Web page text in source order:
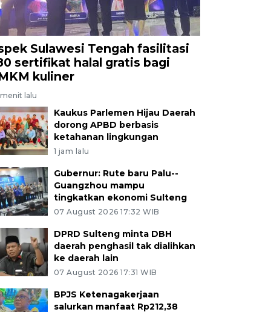
Sulawesi Tengah fasilitasi
sertifikat halal gratis bagi
kuliner
lalu
Kaukus Parlemen Hijau Daerah
dorong APBD berbasis
ketahanan lingkungan
1 jam lalu
Gubernur: Rute baru Palu--
Guangzhou mampu
tingkatkan ekonomi Sulteng
07 August 2026 17:32 WIB
DPRD Sulteng minta DBH
daerah penghasil tak dialihkan
ke daerah lain
07 August 2026 17:31 WIB
BPJS Ketenagakerjaan
salurkan manfaat Rp212,38